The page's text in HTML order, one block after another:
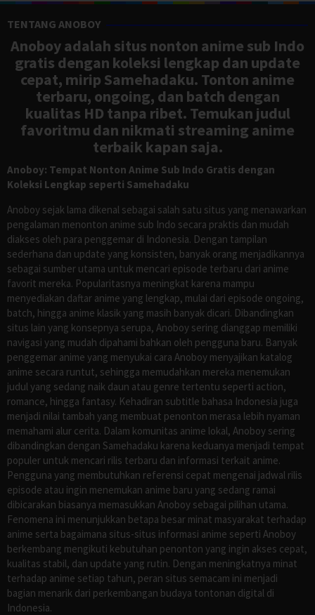
TENTANG ANOBOY
Anoboy adalah situs nonton anime sub Indo
gratis dengan koleksi lengkap dan update
cepat, mirip Samehadaku. Tonton anime
terbaru, ongoing, dan batch dengan
kualitas HD tanpa ribet. Temukan judul
favoritmu dan nikmati streaming anime
terbaik kapan saja.
Anoboy: Tempat Nonton Anime Sub Indo Gratis dengan
Koleksi Lengkap seperti Samehadaku
Anoboy sejak lama dikenal sebagai salah satu situs yang menawarkan
pengalaman menonton anime sub Indo secara praktis dan mudah
diakses oleh para penggemar di Indonesia. Dengan tampilan
sederhana dan update yang konsisten, banyak orang menjadikannya
sebagai sumber utama untuk mencari episode terbaru dari anime
favorit mereka. Popularitasnya meningkat karena mampu
menyediakan daftar anime yang lengkap, mulai dari episode ongoing,
batch, hingga anime klasik yang masih banyak dicari. Dibandingkan
situs lain yang konsepnya serupa, Anoboy sering dianggap memiliki
navigasi yang mudah dipahami bahkan oleh pengguna baru. Banyak
penggemar anime yang menyukai cara Anoboy menyajikan katalog
anime secara runtut, sehingga memudahkan mereka menemukan
judul yang sedang naik daun atau genre tertentu seperti action,
romance, hingga fantasy. Kehadiran subtitle bahasa Indonesia juga
menjadi nilai tambah yang membuat penonton merasa lebih nyaman
memahami alur cerita. Dalam komunitas anime lokal, Anoboy sering
dibandingkan dengan Samehadaku karena keduanya menjadi tempat
populer untuk mencari rilis terbaru dan informasi terkait anime.
Pengguna yang membutuhkan referensi cepat mengenai jadwal rilis
episode atau ingin menemukan anime baru yang sedang ramai
dibicarakan biasanya memasukkan Anoboy sebagai pilihan utama.
Fenomena ini menunjukkan betapa besar minat masyarakat terhadap
anime serta bagaimana situs-situs informasi anime seperti Anoboy
berkembang mengikuti kebutuhan penonton yang ingin akses cepat,
kualitas stabil, dan update yang rutin. Dengan meningkatnya minat
terhadap anime setiap tahun, peran situs semacam ini menjadi
bagian menarik dari perkembangan budaya tontonan digital di
Indonesia.